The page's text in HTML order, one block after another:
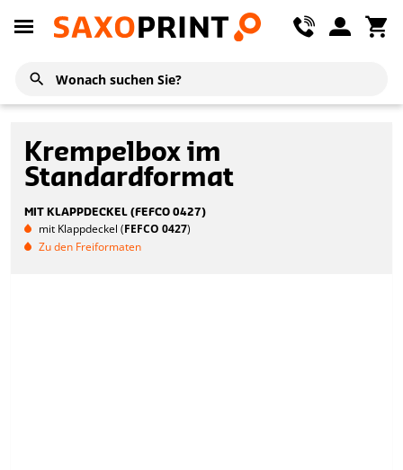
Krempelbox im
Standardformat
MIT KLAPPDECKEL (FEFCO 0427)
mit Klappdeckel (FEFCO 0427)
Zu den Freiformaten